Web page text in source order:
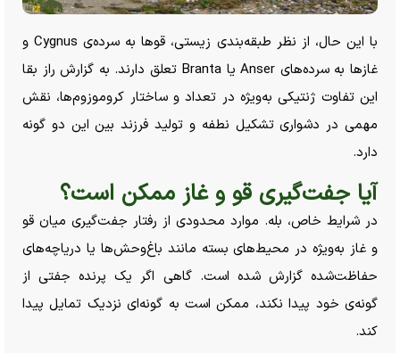
با این حال، از نظر طبقه‌بندی زیستی، قو‌ها به سرده‌ی Cygnus و
غاز‌ها به سرده‌های Anser یا Branta تعلق دارند. به گزارش راز بقا
این تفاوت ژنتیکی به‌ویژه در تعداد و ساختار کروموزوم‌ها، نقش
مهمی در دشواری تشکیل نطفه و تولید فرزند بین این دو گونه
دارد.
آیا جفت‌گیری قو و غاز ممکن است؟
در شرایط خاص، بله. موارد محدودی از رفتار جفت‌گیری میان قو
و غاز به‌ویژه در محیط‌های بسته مانند باغ‌وحش‌ها یا دریاچه‌های
حفاظت‌شده گزارش شده است. گاهی اگر یک پرنده جفتی از
گونه‌ی خود پیدا نکند، ممکن است به گونه‌ای نزدیک تمایل پیدا
کند.